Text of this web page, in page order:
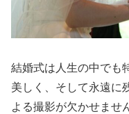
結婚式は人生の中でも
美しく、そして永遠に
よる撮影が欠かせませ